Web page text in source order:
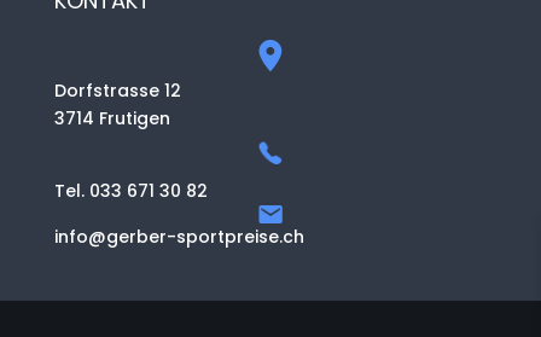
Dorfstrasse 12
3714 Frutigen
Tel. 033 671 30 82
info@gerber-sportpreise.ch